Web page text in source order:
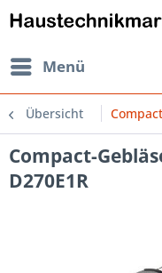
Menü
Übersicht
Compact-
D270E1R